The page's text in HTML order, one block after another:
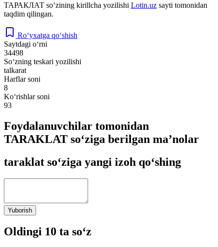
ТАРАКЛАТ so‘zining kirillcha yozilishi Lotin.uz sayti tomonidan
taqdim qilingan.
Ro‘yxatga qo‘shish
Saytdagi o‘rni
34498
So‘zning teskari yozilishi
talkarat
Harflar soni
8
Ko‘rishlar soni
93
Foydalanuvchilar tomonidan
TARAKLAT so‘ziga berilgan ma’nolar
taraklat so‘ziga yangi izoh qo‘shing
Yuborish
Oldingi 10 ta so‘z